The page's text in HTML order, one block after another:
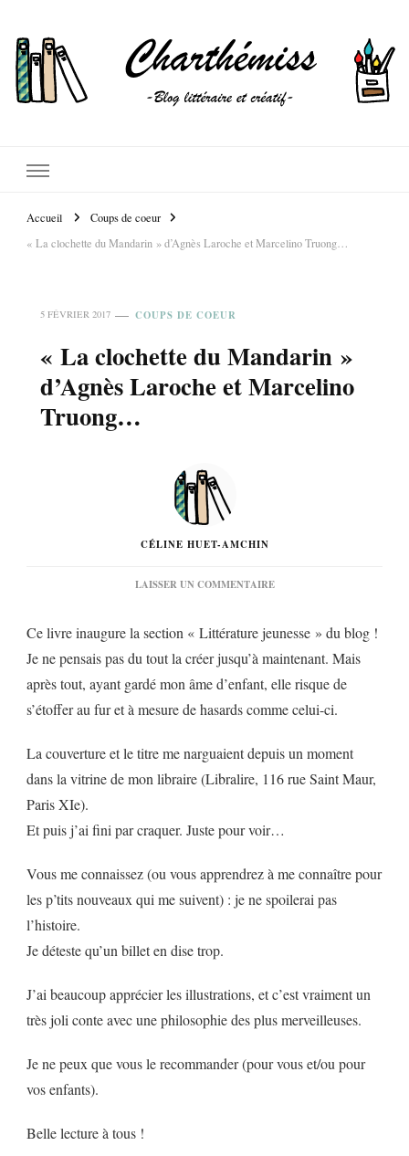
Accueil
Coups de coeur
« La clochette du Mandarin » d’Agnès Laroche et Marcelino Truong…
5 FÉVRIER 2017 COUPS DE COEUR
« La clochette du Mandarin »
d’Agnès Laroche et Marcelino
Truong…
CÉLINE HUET-AMCHIN
LAISSER UN COMMENTAIRESUR
DU
D’AGNÈS
LAROCHE
MARCELINO
Ce livre inaugure la section « Littérature jeunesse » du blog !
Je ne pensais pas du tout la créer jusqu’à maintenant. Mais
après tout, ayant gardé mon âme d’enfant, elle risque de
s’étoffer au fur et à mesure de hasards comme celui-ci.
La couverture et le titre me narguaient depuis un moment
dans la vitrine de mon libraire (Libralire, 116 rue Saint Maur,
Paris XIe).
Et puis j’ai fini par craquer. Juste pour voir…
Vous me connaissez (ou vous apprendrez à me connaître pour
les p’tits nouveaux qui me suivent) : je ne spoilerai pas
l’histoire.
Je déteste qu’un billet en dise trop.
J’ai beaucoup apprécier les illustrations, et c’est vraiment un
très joli conte avec une philosophie des plus merveilleuses.
Je ne peux que vous le recommander (pour vous et/ou pour
vos enfants).
Belle lecture à tous !